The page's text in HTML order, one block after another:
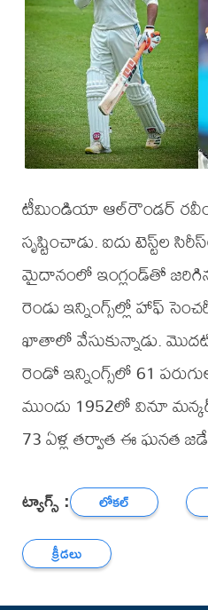
టీమిండియా ఆల్‌రౌండర్‌
సృష్టించాడు. ఐదు టెస్ట్‌ల
మైదానంలో ఇంగ్లండ్‌తో
రెండు ఇన్నింగ్స్‌ల్లో హాఫ్
ఖాతాలో వేసుకున్నాడు. మొదటి
రెండో ఇన్నింగ్స్‌లో 61
ముందు 1952లో వినూ
73 ఏళ్ల తర్వాత ఈ ఘనత
ట్యాగ్స్ : లోకల్
క్రీడలు